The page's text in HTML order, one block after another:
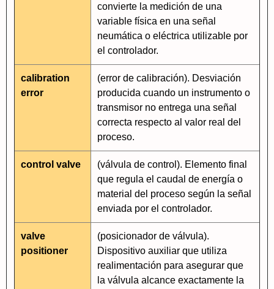
convierte la medición de una
variable física en una señal
neumática o eléctrica utilizable por
el controlador.
calibration
error
(error de calibración). Desviación
producida cuando un instrumento o
transmisor no entrega una señal
correcta respecto al valor real del
proceso.
control valve
(válvula de control). Elemento final
que regula el caudal de energía o
material del proceso según la señal
enviada por el controlador.
valve
positioner
(posicionador de válvula).
Dispositivo auxiliar que utiliza
realimentación para asegurar que
la válvula alcance exactamente la